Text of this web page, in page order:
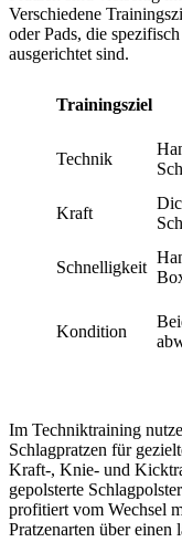
Verschiedene
oder Pads, die
ausgerichtet sind.
Trainingsziel
Technik
Kraft
Schnelligkeit
Kondition
Im Techniktraining
Schlagpratzen für
Kraft-, Knie- und
gepolsterte
profitiert vom Wechsel
Pratzenarten über einen